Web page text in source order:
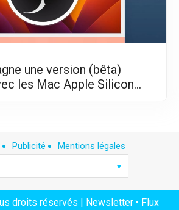
une version (bêta)
les Mac Apple Silicon
Publicité Mentions légales
droits réservés | Newsletter • Flux